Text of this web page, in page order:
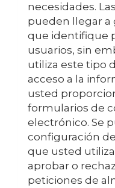
necesidades.
pueden llegar a
que identifique
usuarios, sin
utiliza este tipo
acceso a la
usted
formularios de
electrónico. Se
configuración
que usted
aprobar o
peticiones de